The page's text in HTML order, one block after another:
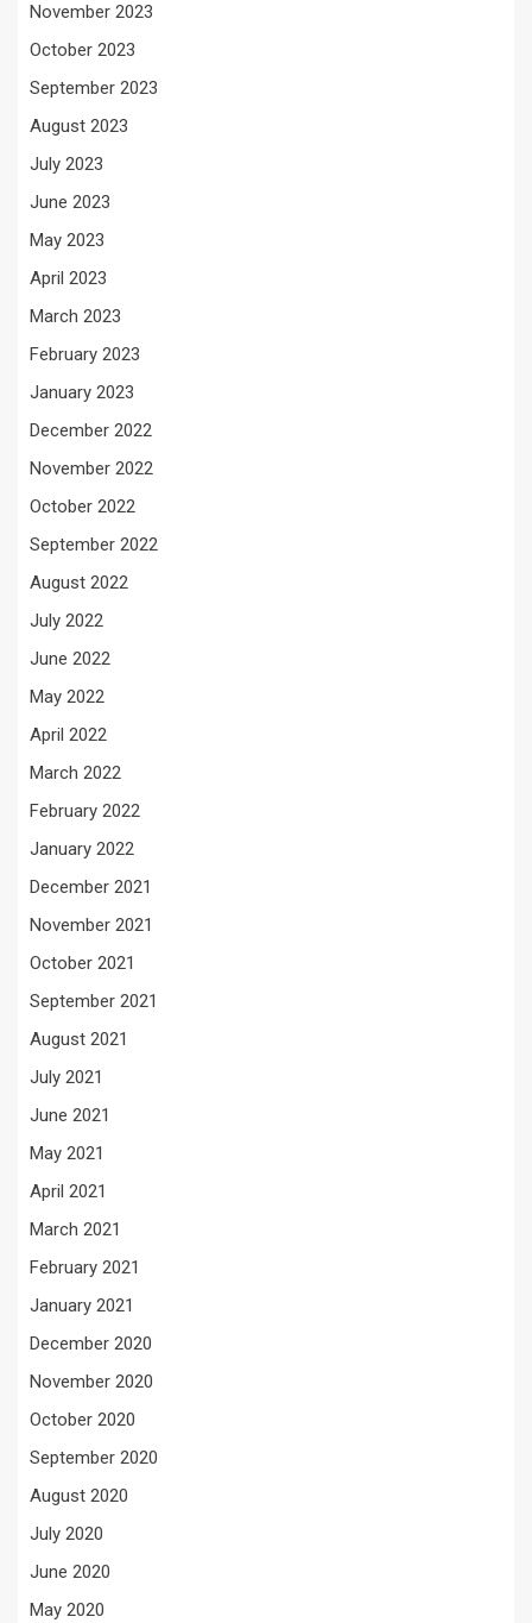
November 2023
October 2023
September 2023
August 2023
July 2023
June 2023
May 2023
April 2023
March 2023
February 2023
January 2023
December 2022
November 2022
October 2022
September 2022
August 2022
July 2022
June 2022
May 2022
April 2022
March 2022
February 2022
January 2022
December 2021
November 2021
October 2021
September 2021
August 2021
July 2021
June 2021
May 2021
April 2021
March 2021
February 2021
January 2021
December 2020
November 2020
October 2020
September 2020
August 2020
July 2020
June 2020
May 2020